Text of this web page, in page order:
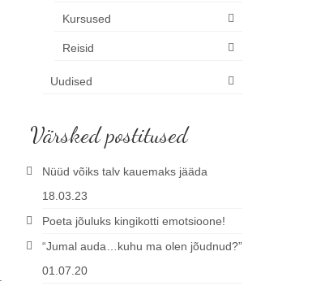
Kursused
Reisid
Uudised
Värsked postitused
Nüüd võiks talv kauemaks jääda
18.03.23
Poeta jõuluks kingikotti emotsioone!
“Jumal auda…kuhu ma olen jõudnud?”
01.07.20